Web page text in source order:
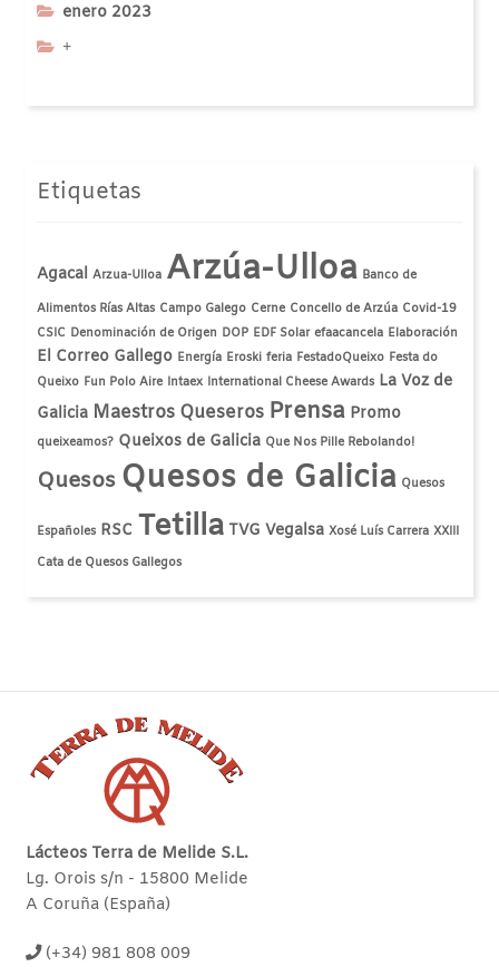
enero 2023
+
Etiquetas
Agacal Arzua-Ulloa Arzúa-Ulloa Banco de
Alimentos Rías Altas Campo Galego Cerne Concello de Arzúa Covid-19
CSIC Denominación de Origen DOP EDF Solar efaacancela Elaboración
El Correo Gallego Energía Eroski feria FestadoQueixo Festa do
Queixo Fun Polo Aire Intaex International Cheese Awards La Voz de
Galicia Maestros Queseros Prensa Promo
queixeamos? Queixos de Galicia Que Nos Pille Rebolando!
Quesos Quesos de Galicia Quesos
Españoles RSC Tetilla TVG Vegalsa Xosé Luís Carrera XXIII
Cata de Quesos Gallegos
Lácteos Terra de Melide S.L.
Lg. Orois s/n - 15800 Melide
A Coruña (España)
(+34) 981 808 009